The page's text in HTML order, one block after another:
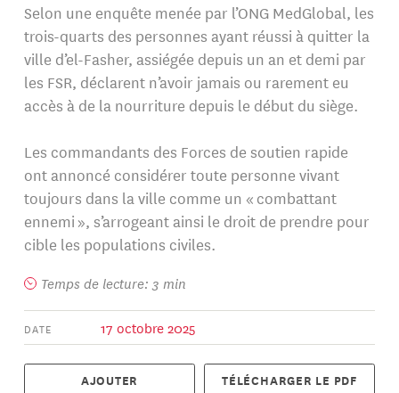
Selon une enquête menée par l’ONG MedGlobal, les
trois-quarts des personnes ayant réussi à quitter la
ville d’el-Fasher, assiégée depuis un an et demi par
les FSR, déclarent n’avoir jamais ou rarement eu
accès à de la nourriture depuis le début du siège.
Les commandants des Forces de soutien rapide
ont annoncé considérer toute personne vivant
toujours dans la ville comme un « combattant
ennemi », s’arrogeant ainsi le droit de prendre pour
cible les populations civiles.
Temps de lecture: 3 min
DATE 17 octobre 2025
AJOUTER TÉLÉCHARGER LE PDF